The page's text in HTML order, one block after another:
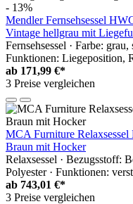
- 13%
Mendler Fernsehsessel
Vintage hellgrau mit
Fernsehsessel · Farbe:
Funktionen: Liegeposition,
ab 171,99 €*
3 Preise vergleichen
MCA Furniture
Braun mit Hocker
Relaxsessel · Bezugsstoff:
Polyester · Funktionen:
ab 743,01 €*
3 Preise vergleichen